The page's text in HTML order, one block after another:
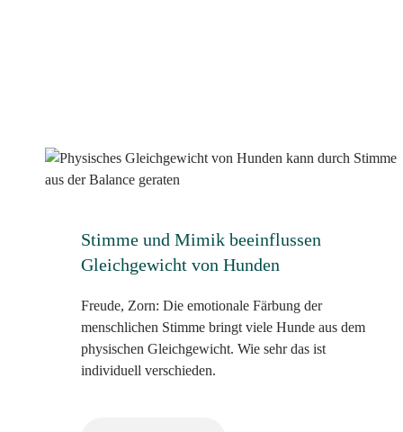
Stimme und Mimik beeinflussen
Gleichgewicht von Hunden
Freude, Zorn: Die emotionale Färbung der
menschlichen Stimme bringt viele Hunde aus dem
physischen Gleichgewicht. Wie sehr das ist
individuell verschieden.